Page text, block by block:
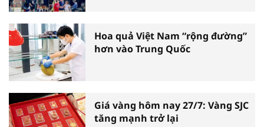
Hoa quả Việt Nam “rộng đường”
hơn vào Trung Quốc
Giá vàng hôm nay 27/7: Vàng SJC
tăng mạnh trở lại